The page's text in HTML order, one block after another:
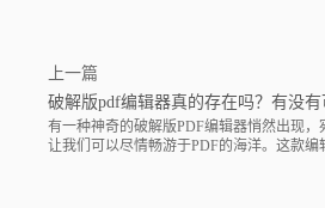
上一篇
破解版pdf编辑器真的存在吗？有没有
有一种神奇的破解版PDF编辑器悄然出现
让我们可以尽情畅游于PDF的海洋。这款编